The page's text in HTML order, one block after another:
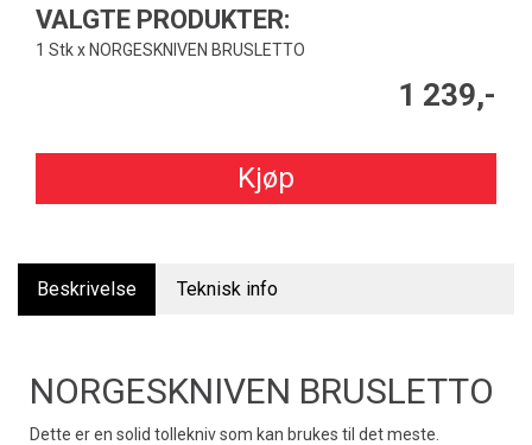
VALGTE PRODUKTER:
1 Stk x NORGESKNIVEN BRUSLETTO
1 239,-
Kjøp
Beskrivelse Teknisk info
NORGESKNIVEN BRUSLETTO
Dette er en solid tollekniv som kan brukes til det meste.